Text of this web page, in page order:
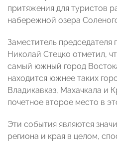
притяжения для туристов
набережной озера
Заместитель
Николай Стецко отметил,
самый южный город
находится южнее таких
Владикавказ, Махачкала и
почетное второе место в
Эти события являются
региона и края в целом,